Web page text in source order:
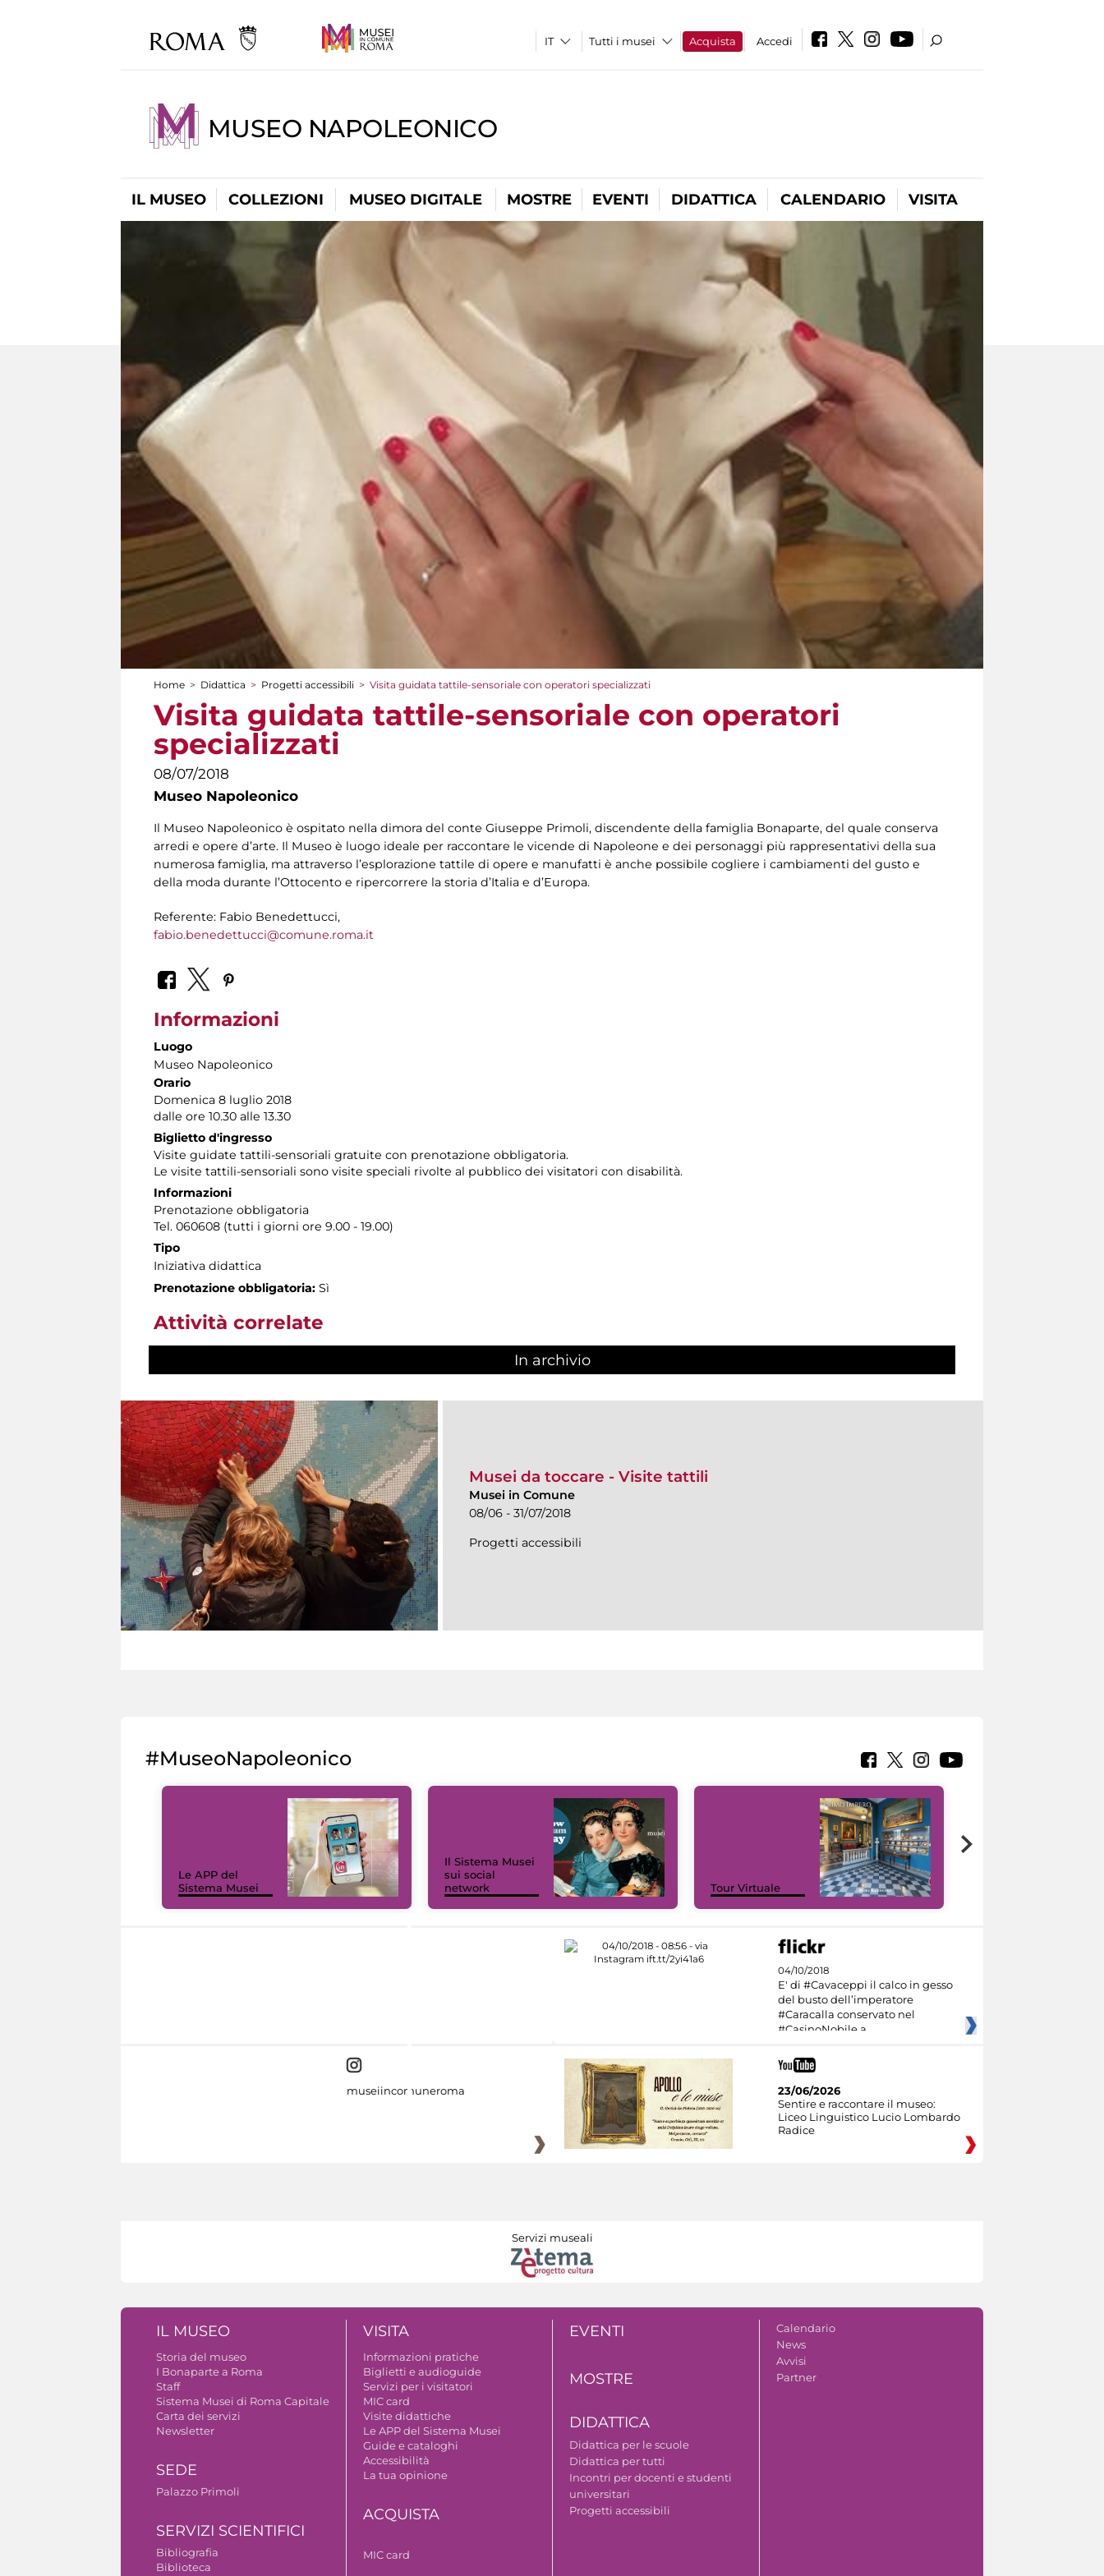
Tutti i musei Acquista Accedi
MUSEO NAPOLEONICO
IL MUSEO COLLEZIONI MUSEO DIGITALE MOSTRE EVENTI DIDATTICA CALENDARIO VISITA
Tu sei qui
Home > Didattica > Progetti accessibili > Visita guidata tattile-sensoriale con operatori specializzati
Visita guidata tattile-sensoriale con operatori
specializzati
08/07/2018
Museo Napoleonico
Il Museo Napoleonico è ospitato nella dimora del conte Giuseppe Primoli, discendente della famiglia Bonaparte, del quale conserva
arredi e opere d’arte. Il Museo è luogo ideale per raccontare le vicende di Napoleone e dei personaggi più rappresentativi della sua
numerosa famiglia, ma attraverso l’esplorazione tattile di opere e manufatti è anche possibile cogliere i cambiamenti del gusto e
della moda durante l’Ottocento e ripercorrere la storia d’Italia e d’Europa.
Referente: Fabio Benedettucci,
fabio.benedettucci@comune.roma.it
Informazioni
Luogo
Museo Napoleonico
Orario
Domenica 8 luglio 2018
dalle ore 10.30 alle 13.30
Biglietto d'ingresso
Visite guidate tattili-sensoriali gratuite con prenotazione obbligatoria.
Le visite tattili-sensoriali sono visite speciali rivolte al pubblico dei visitatori con disabilità.
Informazioni
Prenotazione obbligatoria
Tel. 060608 (tutti i giorni ore 9.00 - 19.00)
Tipo
Iniziativa didattica
Prenotazione obbligatoria: Sì
Attività correlate
In archivio
Musei da toccare - Visite tattili
Musei in Comune
08/06 - 31/07/2018
Progetti accessibili
#MuseoNapoleonico
Le APP del
Sistema Musei
Il Sistema Musei
sui social
network
Tour Virtuale
04/10/2018
E' di #Cavaceppi il calco in gesso
del busto dell’imperatore
#Caracalla conservato nel
#CasinoNobile a
museiincomuneroma
23/06/2026
Sentire e raccontare il museo:
Liceo Linguistico Lucio Lombardo
Radice
Servizi museali
IL MUSEO
Storia del museo
I Bonaparte a Roma
Staff
Sistema Musei di Roma Capitale
Carta dei servizi
Newsletter
SEDE
Palazzo Primoli
SERVIZI SCIENTIFICI
Bibliografia
Biblioteca
VISITA
Informazioni pratiche
Biglietti e audioguide
Servizi per i visitatori
MIC card
Visite didattiche
Le APP del Sistema Musei
Guide e cataloghi
Accessibilità
La tua opinione
ACQUISTA
MIC card
EVENTI
MOSTRE
DIDATTICA
Didattica per le scuole
Didattica per tutti
Incontri per docenti e studenti
universitari
Progetti accessibili
Calendario
News
Avvisi
Partner